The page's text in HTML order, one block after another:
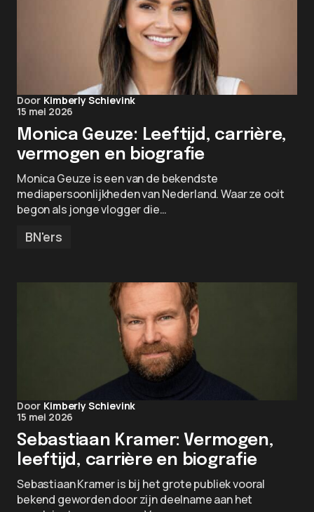
Door Kimberly Schievink
15 mei 2026
Monica Geuze: Leeftijd, carrière,
vermogen en biografie
Monica Geuze is een van de bekendste
mediapersoonlijkheden van Nederland. Waar ze ooit
begon als jonge vlogger die…
BN'ers
Door Kimberly Schievink
15 mei 2026
Sebastiaan Kramer: Vermogen,
leeftijd, carrière en biografie
Sebastiaan Kramer is bij het grote publiek vooral
bekend geworden door zijn deelname aan het